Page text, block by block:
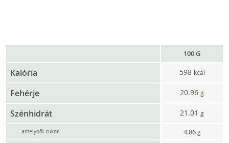
100 G
Kalória 598 kcal
Fehérje 20.96 g
Szénhidrát 21.01 g
amelyből cukor 4.86g